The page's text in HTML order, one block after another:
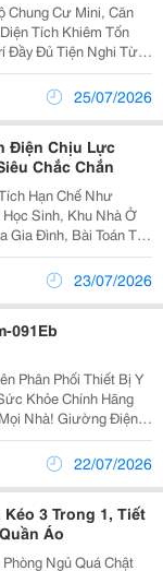
Chung Cư Mini, Căn
Tích Khiêm Tốn
Đầy Đủ Tiện Nghi Từ
Làm Việc Đòi Hỏi Sự
Kế Nội Thất. Thay
25/07/2026
Điện Chịu Lực
Chắc Chắn
Hạn Chế Như
Sinh, Khu Nhà Ở
Gia Đình, Bài Toán Tối
Lên Hàng Đầu.
Truyền Thống
23/07/2026
091Eb
Phân Phối Thiết Bị Y
Khỏe Chính Hãng
Điện
Giải Pháp
Người Cao Tuổi...
22/07/2026
3 Trong 1, Tiết
Áo
Ngủ Quá Chật